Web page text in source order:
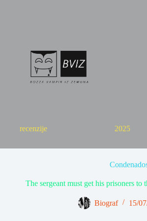
recenzije 2025
The sergeant must get his prisoners
Biograf 15/